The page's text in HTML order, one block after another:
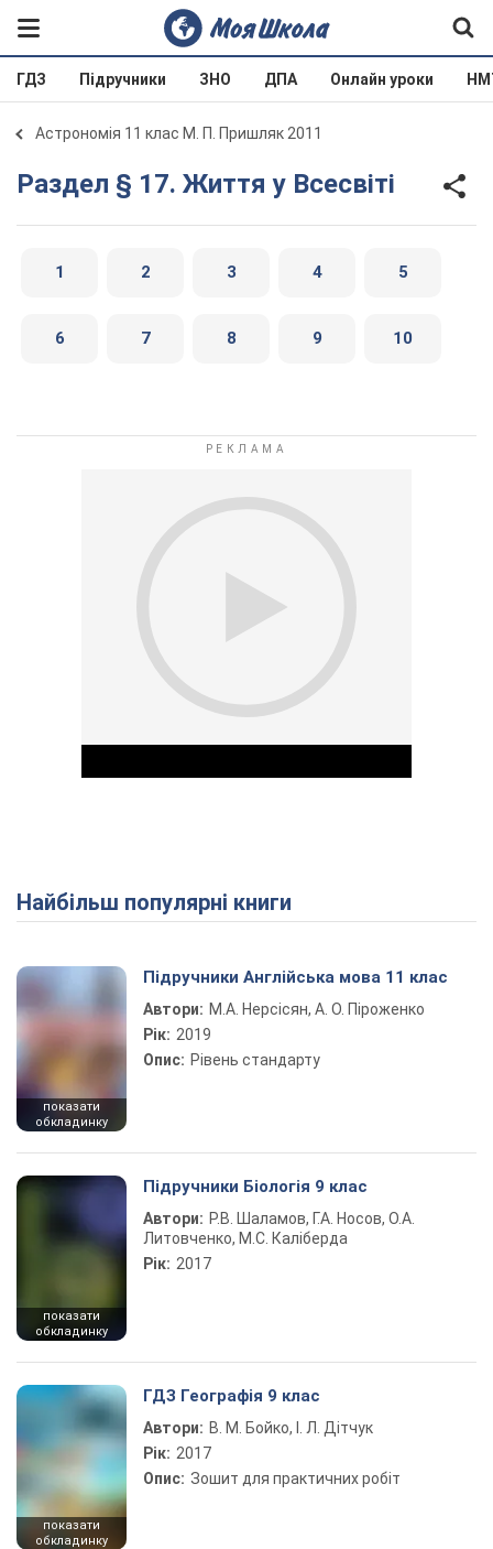
ГДЗ Підручники ЗНО ДПА Онлайн уроки
Астрономія 11 клас М. П. Пришляк 2011
Раздел § 17. Життя у Всесвіті
1 2 3 4 5
6 7 8 9 10
Play Video
Найбільш популярні книги
показати
обкладинку
Підручники Англійська мова 11 клас
Автори: М.А. Нерсісян, А. О. Піроженко
Рік: 2019
Опис: Рівень стандарту
показати
обкладинку
Підручники Біологія 9 клас
Автори: Р.В. Шаламов, Г.А. Носов, О.А.
Литовченко, М.С. Каліберда
Рік: 2017
показати
обкладинку
ГДЗ Географія 9 клас
Автори: В. М. Бойко, І. Л. Дітчук
Рік: 2017
Опис: Зошит для практичних робіт